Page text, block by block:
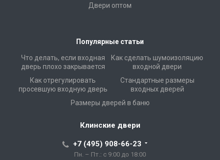
Двери оптом
Популярные статьи
Что делать, если входная
дверь плохо закрывается
Как сделать шумоизоляцию
входной двери
Как отрегулировать
просевшую входную дверь
Стандартные размеры
входных дверей
Размеры дверей в баню
Клинские двери
+7 (495) 908-66-23
Пн. – Пт.: с 9:00 до 18:00